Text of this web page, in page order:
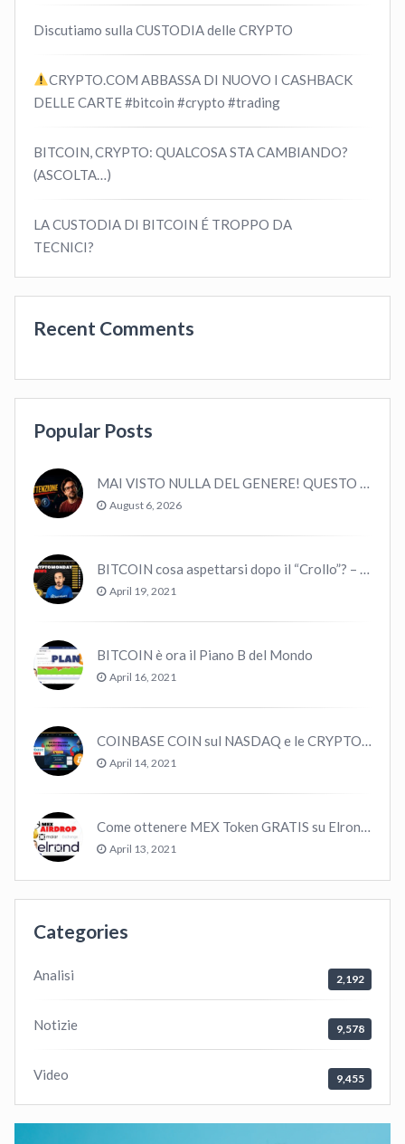
Discutiamo sulla CUSTODIA delle CRYPTO
CRYPTO.COM ABBASSA DI NUOVO I CASHBACK
DELLE CARTE #bitcoin #crypto #trading
BITCOIN, CRYPTO: QUALCOSA STA CAMBIANDO?
(ASCOLTA…)
LA CUSTODIA DI BITCOIN É TROPPO DA
TECNICI?
Recent Comments
Popular Posts
MAI VISTO NULLA DEL GENERE! QUESTO E’ MANCATO ALL’ULTIMO BULL MARKET! VOLATILITA’ E MACRO!
August 6, 2026
BITCOIN cosa aspettarsi dopo il “Crollo”? – CryptoMonday NEWS w16/’21
April 19, 2021
BITCOIN è ora il Piano B del Mondo
April 16, 2021
COINBASE COIN sul NASDAQ e le CRYPTO volano!
April 14, 2021
Come ottenere MEX Token GRATIS su Elrond ?
April 13, 2021
Categories
Analisi 2,192
Notizie 9,578
Video 9,455